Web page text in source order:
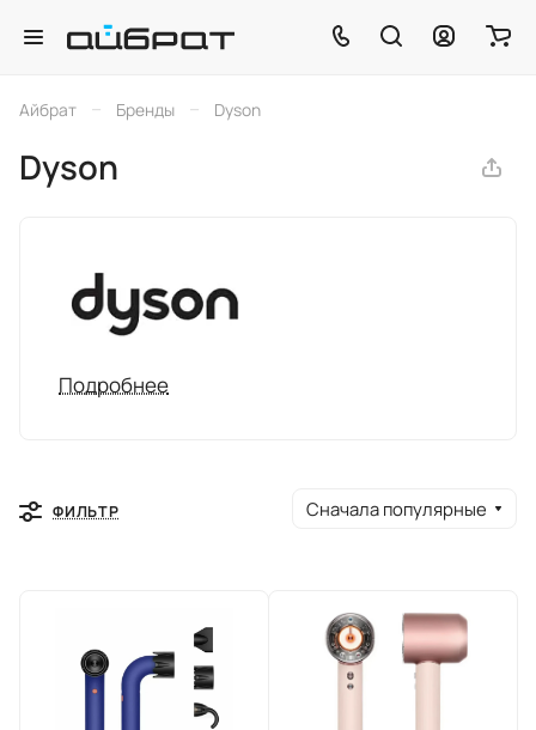
Айбрат – Бренды – Dyson
Dyson
Подробнее
ФИЛЬТР Сначала популярные